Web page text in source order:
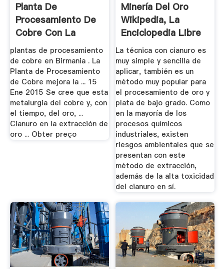
Planta De
Procesamiento De
Cobre Con La
Extracción De Oro
plantas de procesamiento
de cobre en Birmania . La
Planta de Procesamiento
de Cobre mejora la ... 15
Ene 2015 Se cree que esta
metalurgia del cobre y, con
el tiempo, del oro, ...
Cianuro en la extracción de
oro ... Obter preço
Minería Del Oro
Wikipedia, La
Enciclopedia Libre
La técnica con cianuro es
muy simple y sencilla de
aplicar, también es un
método muy popular para
el procesamiento de oro y
plata de bajo grado. Como
en la mayoría de los
procesos químicos
industriales, existen
riesgos ambientales que se
presentan con este
método de extracción,
además de la alta toxicidad
del cianuro en sí.